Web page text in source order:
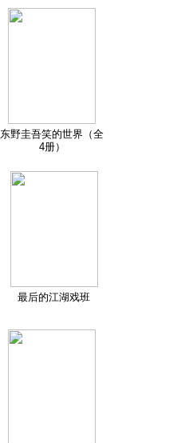
东野圭吾笑的世界（全
4册）
最后的江湖戏班